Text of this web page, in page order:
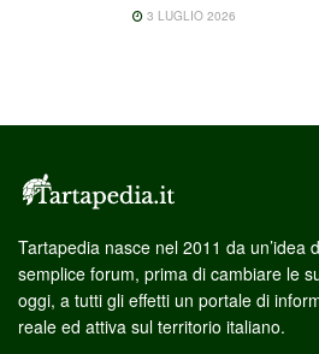
3 LUGLIO 2026
Tartapedia nasce nel 2011 da un’idea
semplice forum, prima di cambiare le
oggi, a tutti gli effetti un portale di
reale ed attiva sul territorio italiano.